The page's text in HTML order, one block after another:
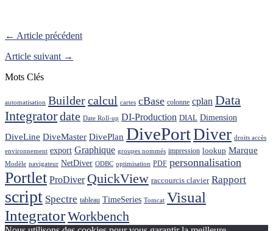
← Article précédent
Article suivant →
Mots Clés
automatisation Buildercalcul cartes cBase colonne cplan Data
Integratordate Date Roll-up DI-Production DIAL Dimension
DiveLine DiveMaster DivePlan DivePortDiver droits accès
environnement export Graphique groupes nommés impression lookup Marque
Modèle navigateur NetDiver ODBC optimisation PDF personnalisation
Portlet ProDiver QuickView raccourcis clavier Rapport
script Spectre tableau TimeSeries Tomcat Visual
IntegratorWorkbench